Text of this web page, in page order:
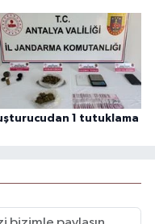
1 tutuklama